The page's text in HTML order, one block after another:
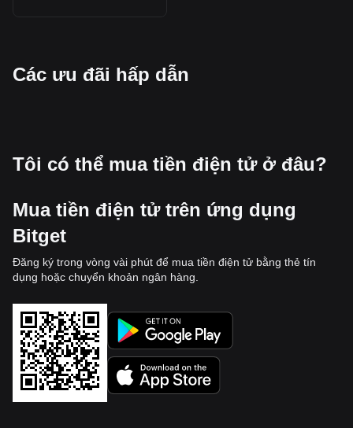
Các ưu đãi hấp dẫn
Tôi có thể mua tiền điện tử ở đâu?
Mua tiền điện tử trên ứng dụng
Bitget
Đăng ký trong vòng vài phút để mua tiền điện tử bằng thẻ tín
dụng hoặc chuyển khoản ngân hàng.